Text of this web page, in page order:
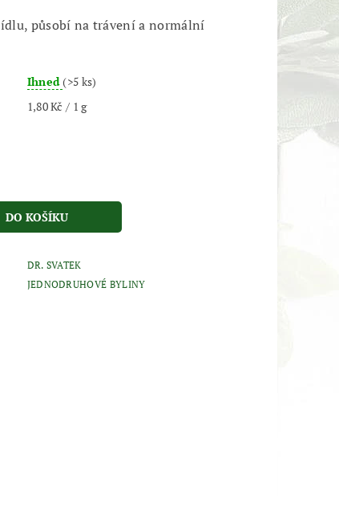
působí na trávení a normální
Ihned(>5 ks)
1,80 Kč / 1 g
DR. SVATEK
JEDNODRUHOVÉ BYLINY